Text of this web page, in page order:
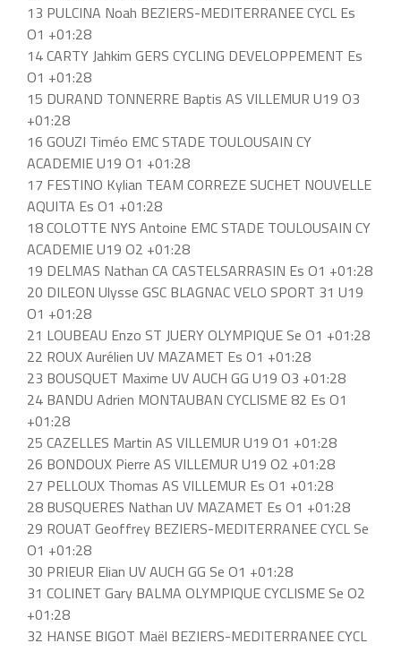
13 PULCINA Noah BEZIERS-MEDITERRANEE CYCL Es
O1 +01:28
14 CARTY Jahkim GERS CYCLING DEVELOPPEMENT Es
O1 +01:28
15 DURAND TONNERRE Baptis AS VILLEMUR U19 O3
+01:28
16 GOUZI Timéo EMC STADE TOULOUSAIN CY
ACADEMIE U19 O1 +01:28
17 FESTINO Kylian TEAM CORREZE SUCHET NOUVELLE
AQUITA Es O1 +01:28
18 COLOTTE NYS Antoine EMC STADE TOULOUSAIN CY
ACADEMIE U19 O2 +01:28
19 DELMAS Nathan CA CASTELSARRASIN Es O1 +01:28
20 DILEON Ulysse GSC BLAGNAC VELO SPORT 31 U19
O1 +01:28
21 LOUBEAU Enzo ST JUERY OLYMPIQUE Se O1 +01:28
22 ROUX Aurélien UV MAZAMET Es O1 +01:28
23 BOUSQUET Maxime UV AUCH GG U19 O3 +01:28
24 BANDU Adrien MONTAUBAN CYCLISME 82 Es O1
+01:28
25 CAZELLES Martin AS VILLEMUR U19 O1 +01:28
26 BONDOUX Pierre AS VILLEMUR U19 O2 +01:28
27 PELLOUX Thomas AS VILLEMUR Es O1 +01:28
28 BUSQUERES Nathan UV MAZAMET Es O1 +01:28
29 ROUAT Geoffrey BEZIERS-MEDITERRANEE CYCL Se
O1 +01:28
30 PRIEUR Elian UV AUCH GG Se O1 +01:28
31 COLINET Gary BALMA OLYMPIQUE CYCLISME Se O2
+01:28
32 HANSE BIGOT Maël BEZIERS-MEDITERRANEE CYCL